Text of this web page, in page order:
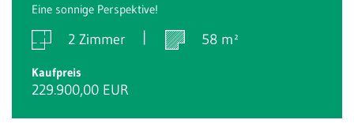
Eine sonnige Perspektive!
2 Zimmer 58 m²
Kaufpreis
229.900,00 EUR